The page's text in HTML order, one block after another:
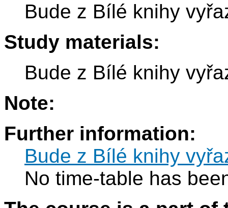
Bude z Bílé knihy
Study materials:
Bude z Bílé knihy
Note:
Further information:
Bude z Bílé knihy
No time-table has